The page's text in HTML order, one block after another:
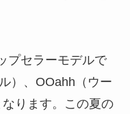
プセラーモデルで
）、OOahh（ウー
ります。この夏の